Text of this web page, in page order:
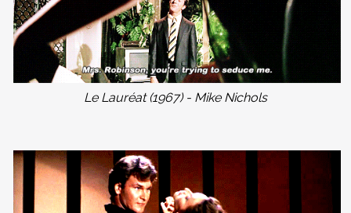
Le Lauréat (1967) - Mike Nichols